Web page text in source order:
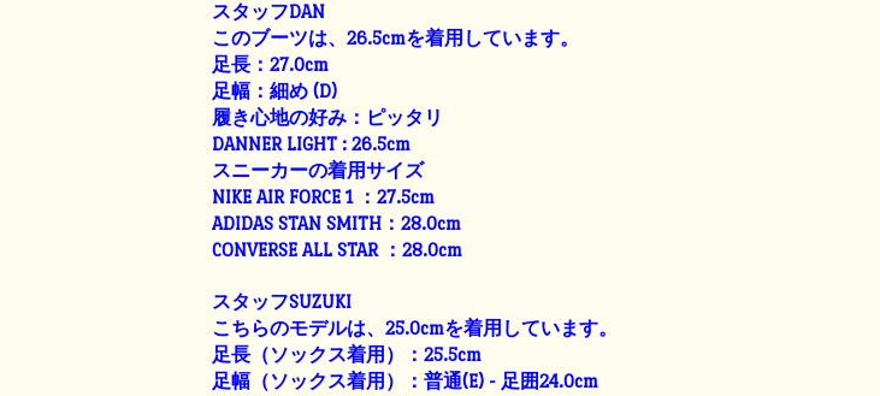
スタッフDAN
このブーツは、26.5cmを着用しています。
足長：27.0cm
足幅：細め (D)
履き心地の好み：ピッタリ
DANNER LIGHT : 26.5cm
スニーカーの着用サイズ
NIKE AIR FORCE 1 ：27.5cm
ADIDAS STAN SMITH：28.0cm
CONVERSE ALL STAR ：28.0cm
スタッフSUZUKI
こちらのモデルは、25.0cmを着用しています。
足長（ソックス着用）：25.5cm
足幅（ソックス着用）：普通(E) - 足囲24.0cm